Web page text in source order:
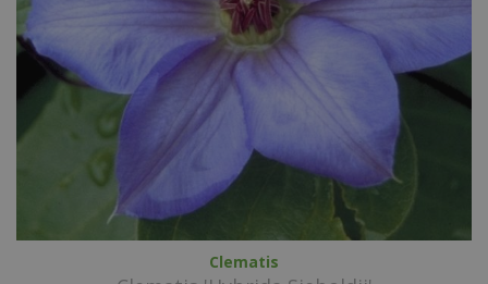
Clematis